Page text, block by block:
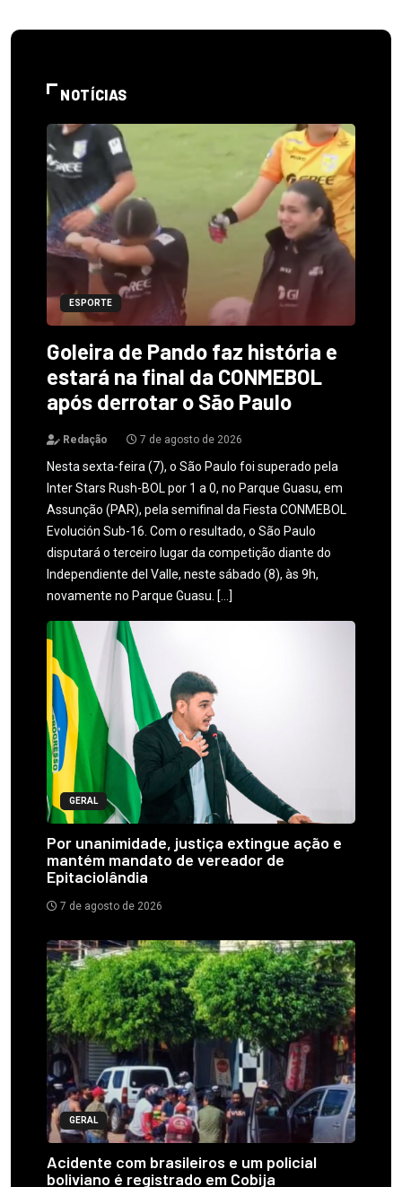
NOTÍCIAS
ESPORTE
Goleira de Pando faz história e
estará na final da CONMEBOL
após derrotar o São Paulo
Redação 7 de agosto de 2026
Nesta sexta-feira (7), o São Paulo foi superado pela
Inter Stars Rush-BOL por 1 a 0, no Parque Guasu, em
Assunção (PAR), pela semifinal da Fiesta CONMEBOL
Evolución Sub-16. Com o resultado, o São Paulo
disputará o terceiro lugar da competição diante do
Independiente del Valle, neste sábado (8), às 9h,
novamente no Parque Guasu. […]
GERAL
Por unanimidade, justiça extingue ação e
mantém mandato de vereador de
Epitaciolândia
7 de agosto de 2026
GERAL
Acidente com brasileiros e um policial
boliviano é registrado em Cobija